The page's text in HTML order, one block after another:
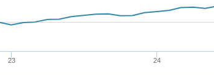
23 24